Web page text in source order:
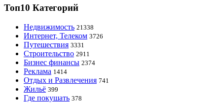
Топ10 Категорий
Недвижимость 21338
Интернет, Телеком 3726
Путешествия 3331
Строительство 2911
Бизнес финансы 2374
Реклама 1414
Отдых и Развлечения 741
Жильё 399
Где покушать 378